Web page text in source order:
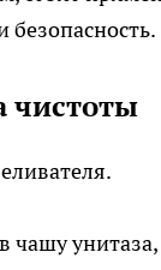
безопасность.
чистоты
унитаза,